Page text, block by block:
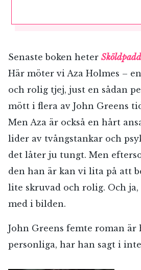
Senaste boken heter Sköldpad
Här möter vi Aza Holmes –
och rolig tjej, just en sådan
mött i flera av John Greens
Men Aza är också en hårt
lider av tvångstankar och
det låter ju tungt. Men
den han är kan vi lita på att
lite skruvad och rolig. Och
med i bilden.
John Greens femte roman är
personliga, har han sagt i